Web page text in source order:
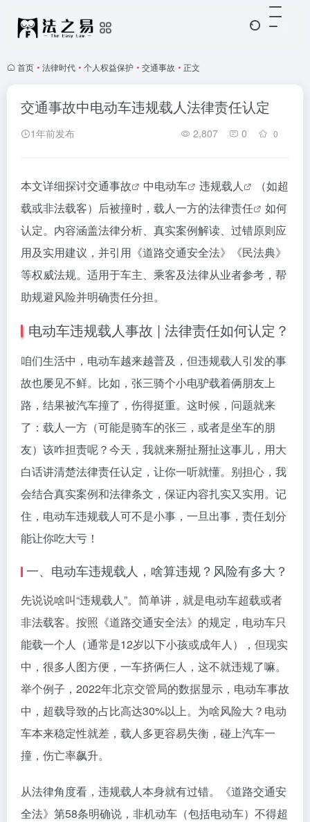
首页 • 法律时代 • 个人权益保护 • 交通事故 • 正文
交通事故中电动车违规载人法律责任认定
1年前发布 2,807 0 0
本文详细探讨交通事故 中电动车 违规载人
（如超
载或非法载客）后被撞时，载人一方的法律责任
如何
认定。内容涵盖法律分析、真实案例解读、过错原则应
用及实用建议，并引用《道路交通安全法》《民法典》
等权威法规。适用于车主、乘客及法律从业者参考，帮
助规避风险并明确责任分担。
电动车违规载人事故 | 法律责任如何认定？
咱们生活中，电动车越来越普及，但违规载人引发的事
故也屡见不鲜。比如，张三骑个小电驴载着俩朋友上
路，结果被汽车撞了，伤得挺重。这时候，问题就来
了：载人一方（可能是骑车的张三，或者是坐车的朋
友）该咋担责呢？今天，我就来掰扯掰扯这事儿，用大
白话讲清楚法律责任认定，让你一听就懂。别担心，我
会结合真实案例和法律条文，保证内容扎实又实用。记
住，电动车违规载人可不是小事，一旦出事，责任划分
能让你吃大亏！
一、电动车违规载人，啥算违规？风险有多大？
先说说啥叫“违规载人”。简单讲，就是电动车超载或者
非法载客。按照《道路交通安全法》的规定，电动车只
能载一个人（通常是12岁以下小孩或成年人），但现实
中，很多人图方便，一车挤俩仨人，这不就违规了嘛。
举个例子，2022年北京交管局的数据显示，电动车事故
中，超载导致的占比高达30%以上。为啥风险大？电动
车本来稳定性就差，载人多更容易失衡，碰上汽车一
撞，伤亡率飙升。
从法律角度看，违规载人本身就有过错。《道路交通安
全法》第58条明确说，非机动车（包括电动车）不得超